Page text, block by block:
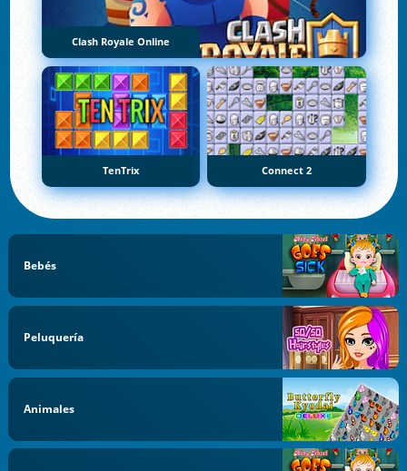
Clash Royale Online
TenTrix Connect 2
Bebés
Peluquería
Animales